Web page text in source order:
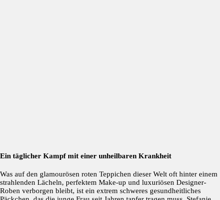
Ein täglicher Kampf mit einer unheilbaren Krankheit
Was auf den glamourösen roten Teppichen dieser Welt oft hinter einem
strahlenden Lächeln, perfektem Make-up und luxuriösen Designer-
Roben verborgen bleibt, ist ein extrem schweres gesundheitliches